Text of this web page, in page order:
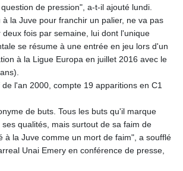
MNT 4153.207343
MOP 9.308207
MRU 46.306497
MUR 54.573179
MVR 17.844428
MXN 19.810686
MZN 73.810194
NAD 18.713422
NGN 1572.658917
NIO 42.390429
de pression", a-t-il ajouté lundi.
à la Juve pour franchir un palier, ne va pas
fois par semaine, lui dont l'unique
se résume à une entrée en jeu lors d'un
à la Ligue Europa en juillet 2016 avec le
l'an 2000, compte 19 apparitions en C1
de buts. Tous les buts qu'il marque
qualités, mais surtout de sa faim de
à la Juve comme un mort de faim", a soufflé
Unai Emery en conférence de presse,